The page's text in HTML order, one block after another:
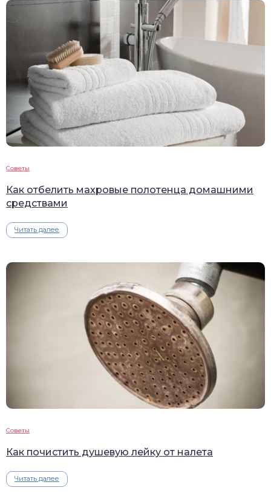
Советы
Как отбелить махровые полотенца домашними
средствами
Читать далее
Советы
Как почистить душевую лейку от налета
Читать далее